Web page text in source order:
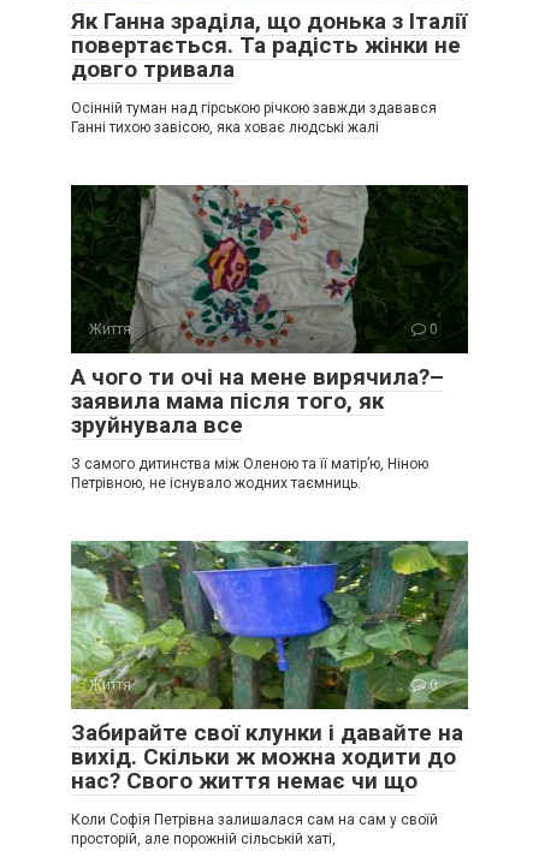
Як Ганна зраділа, що донька з Італії
повертається. Та радість жінки не
довго тривала
Осінній туман над гірською річкою завжди здавався
Ганні тихою завісою, яка ховає людські жалі
Життя 0
А чого ти очі на мене вирячила?–
заявила мама після того, як
зруйнувала все
З самого дитинства між Оленою та її матір’ю, Ніною
Петрівною, не існувало жодних таємниць.
Життя 0
Забирайте свої клунки і давайте на
вихід. Скільки ж можна ходити до
нас? Свого життя немає чи що
Коли Софія Петрівна залишалася сам на сам у своїй
просторій, але порожній сільській хаті,